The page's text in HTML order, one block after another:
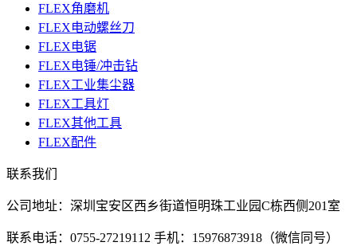
FLEX角磨机
FLEX电动螺丝刀
FLEX电锯
FLEX电锤/冲击钻
FLEX工业集尘器
FLEX工具灯
FLEX其他工具
FLEX配件
联系我们
公司地址：深圳宝安区西乡街道恒明珠工业园C栋西侧201室
联系电话：0755-27219112 手机：15976873918（微信同号）